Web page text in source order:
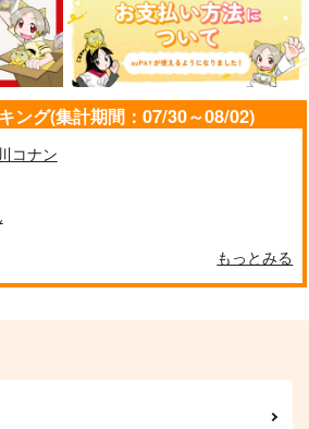
ング(集計期間：07/30～08/02)
コナン
もっとみる